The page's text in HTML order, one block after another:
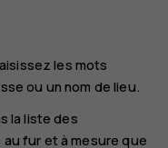
les mots
ou un nom de lieu.
la liste des
fur et à mesure que